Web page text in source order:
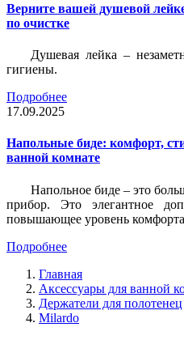
Верните вашей душевой
по очистке
Душевая лейка –
гигиены.
Подробнее
17.09.2025
Напольные биде: комфорт,
ванной комнате
Напольное биде – это
прибор. Это элегантное
повышающее уровень
Подробнее
Главная
Аксессуары для ванной
Держатели для полотенец
Milardo